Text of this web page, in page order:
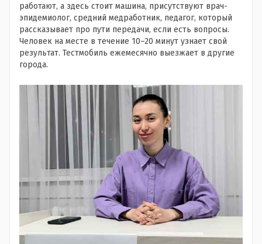
работают, а здесь стоит машина, присутствуют врач-
эпидемиолог, средний медработник, педагог, который
рассказывает про пути передачи, если есть вопросы.
Человек на месте в течение 10–20 минут узнает свой
результат. Тестмобиль ежемесячно выезжает в другие
города.